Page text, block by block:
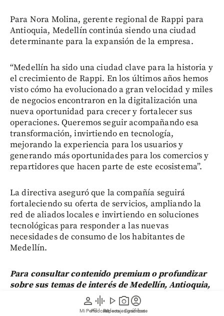
person
Mi Perfil
graphic_eq
Pódcast
play_arrow
Videos
photo_camera
Reportajes gráficos
account_circle
Suscríbete
Para Nora Molina, gerente regional de Rappi para
Antioquia, Medellín continúa siendo una ciudad
determinante para la expansión de la empresa.
“Medellín ha sido una ciudad clave para la historia y
el crecimiento de Rappi. En los últimos años hemos
visto cómo ha evolucionado a gran velocidad y miles
de negocios encontraron en la digitalización una
nueva oportunidad para crecer y fortalecer sus
operaciones. Queremos seguir acompañando esa
transformación, invirtiendo en tecnología,
mejorando la experiencia para los usuarios y
generando más oportunidades para los comercios y
repartidores que hacen parte de este ecosistema”.
La directiva aseguró que la compañía seguirá
fortaleciendo su oferta de servicios, ampliando la
red de aliados locales e invirtiendo en soluciones
tecnológicas para responder a las nuevas
necesidades de consumo de los habitantes de
Medellín.
Para consultar contenido premium o profundizar
sobre sus temas de interés de Medellín, Antioquia,
Colombia y el Mundo,regístrese aquí.